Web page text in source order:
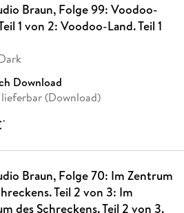
Braun, Folge 99: Voodoo-
1 von 2: Voodoo-Land. Teil 1
Download
(Download)
*
Braun, Folge 70: Im Zentrum
Teil 2 von 3: Im
des Schreckens. Teil 2 von 3.